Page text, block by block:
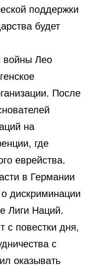
поддержки
будет
войны Лео
После
на
где
еврейства.
в Германии
дискриминации
Лиги Наций.
с повестки дня,
с
оказывать